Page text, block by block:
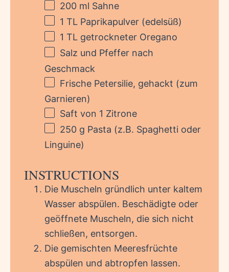
200 ml Sahne
1 TL Paprikapulver (edelsüß)
1 TL getrockneter Oregano
Salz und Pfeffer nach
Geschmack
Frische Petersilie, gehackt (zum
Garnieren)
Saft von 1 Zitrone
250 g Pasta (z.B. Spaghetti oder
Linguine)
INSTRUCTIONS
Die Muscheln gründlich unter kaltem
Wasser abspülen. Beschädigte oder
geöffnete Muscheln, die sich nicht
schließen, entsorgen.
Die gemischten Meeresfrüchte
abspülen und abtropfen lassen.